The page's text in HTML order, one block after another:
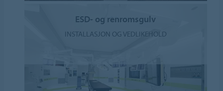
ESD- og renromsgulv
INSTALLASJON OG VEDLIKEHOLD